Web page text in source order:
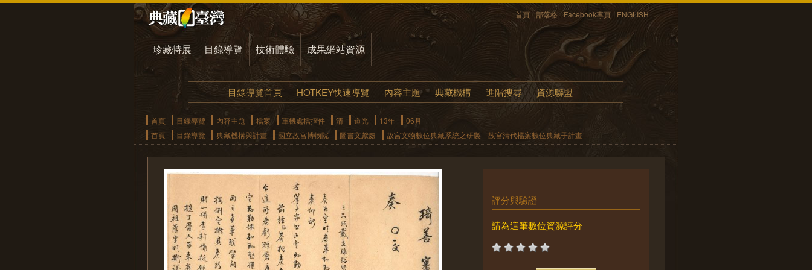
首頁 部落格 Facebook專頁 ENGLISH
珍藏特展 目錄導覽 技術體驗 成果網站資源
目錄導覽首頁 HOTKEY快速導覽 內容主題 典藏機構 進階搜尋 資源聯盟
首頁 目錄導覽 內容主題 檔案 軍機處檔摺件 清 道光 13年
06月
首頁
目錄導覽 典藏機構與計畫 國立故宮博物院 圖書文獻處 故宮文物數位典藏系統之研製－故宮清代檔案數位典藏子計畫
評分與驗證
請為這筆數位資源評分